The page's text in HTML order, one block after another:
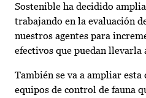
Sostenible ha decidido
trabajando en la evaluación
nuestros agentes para
efectivos que puedan llevarla
También se va a ampliar esta
equipos de control de fauna